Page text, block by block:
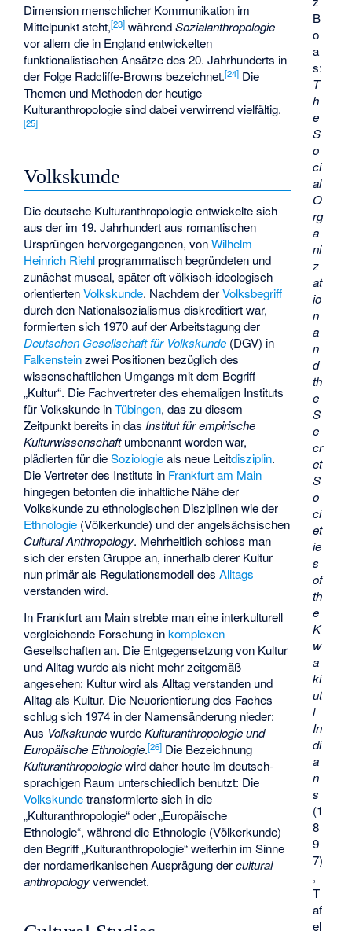
B
o
a
s:
T
h
e
S
o
ci
al
O
rg
a
ni
z
at
io
n
a
n
d
th
e
S
e
cr
et
S
o
ci
et
ie
s
of
th
e
K
w
a
ki
ut
l
In
di
a
n
s
(1
8
9
7)
,
T
af
el
Dimension menschlicher Kommunikation im
Mittelpunkt steht,[23] währendSozialanthropologie
vor allem die in England entwickelten
funktionalistischen Ansätze des 20. Jahrhunderts in
der Folge Radcliffe-Browns bezeichnet.[24] Die
Themen und Methoden der heutige
Kulturanthropologie sind dabei verwirrend vielfältig.
[25]
Volkskunde
Die deutsche Kulturanthropologie entwickelte sich
aus der im 19. Jahrhundert aus romantischen
Ursprüngen hervorgegangenen, vonWilhelm
Heinrich Riehlprogrammatisch begründeten und
zunächst museal, später oft völkisch-ideologisch
orientiertenVolkskunde. Nachdem derVolksbegriff
durch den Nationalsozialismus diskreditiert war,
formierten sich 1970 auf der Arbeitstagung der
Deutschen Gesellschaft für Volkskunde (DGV) in
Falkensteinzwei Positionen bezüglich des
wissenschaftlichen Umgangs mit dem Begriff
„Kultur“. Die Fachvertreter des ehemaligen Instituts
für Volkskunde inTübingen, das zu diesem
Zeitpunkt bereits in das Institut für empirische
Kulturwissenschaftumbenannt worden war,
plädierten für dieSoziologieals neue Leitdisziplin.
Die Vertreter des Instituts in Frankfurt am Main
hingegen betonten die inhaltliche Nähe der
Volkskunde zu ethnologischen Disziplinen wie der
Ethnologie (Völkerkunde) und der angelsächsischen
Cultural Anthropology. Mehrheitlich schloss man
sich der ersten Gruppe an, innerhalb derer Kultur
nun primär als RegulationsmodelldesAlltags
verstanden wird.
In Frankfurt am Main strebte man eine interkulturell
vergleichende Forschung inkomplexen
Gesellschaften an. Die Entgegensetzung von Kultur
und Alltag wurde als nicht mehr zeitgemäß
angesehen: Kultur wird als Alltag verstanden und
Alltag als Kultur. Die Neuorientierung des Faches
schlug sich 1974 in der Namensänderung nieder:
Aus VolkskundewurdeKulturanthropologie und
Europäische Ethnologie.[26] Die Bezeichnung
Kulturanthropologiewird daher heute im deutsch­
sprachigen Raum unterschiedlich benutzt: Die
Volkskundetransformierte sich in die
„Kulturanthropologie“ oder „Europäische
Ethnologie“, während die Ethnologie (Völkerkunde)
den Begriff „Kulturanthropologie“ weiterhin im Sinne
der nordamerikanischen Ausprägung dercultural
anthropologyverwendet.